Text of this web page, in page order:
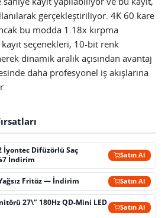
gerçekleştiriliyor. 4K 60 kare
bu modda 1.18x kırpma
seçenekleri, 10-bit renk
dinamik aralık açısından avantaj
daha profesyonel iş akışlarına
İyontec Difüzörlü Saç
İndirim
Satın Al
Fritöz — İndirim Satın Al
27\" 180Hz QD-Mini LED
Satın Al